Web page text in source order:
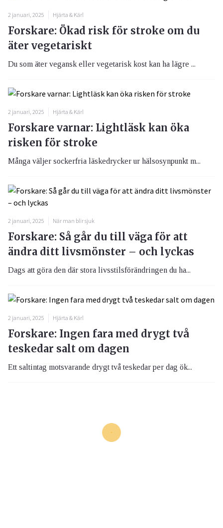
2 januari, 2025 Hjärta & Kärl
Forskare: Ökad risk för stroke om du
äter vegetariskt
Du som äter vegansk eller vegetarisk kost kan ha lägre ...
2 januari, 2025 Hjärta & Kärl
Forskare varnar: Lightläsk kan öka
risken för stroke
Många väljer sockerfria läskedrycker ur hälsosynpunkt m...
2 januari, 2025 När man blir sjuk
Forskare: Så går du till väga för att
ändra ditt livsmönster – och lyckas
Dags att göra den där stora livsstilsförändringen du ha...
2 januari, 2025 Hjärta & Kärl
Forskare: Ingen fara med drygt två
teskedar salt om dagen
Ett saltintag motsvarande drygt två teskedar per dag ök...